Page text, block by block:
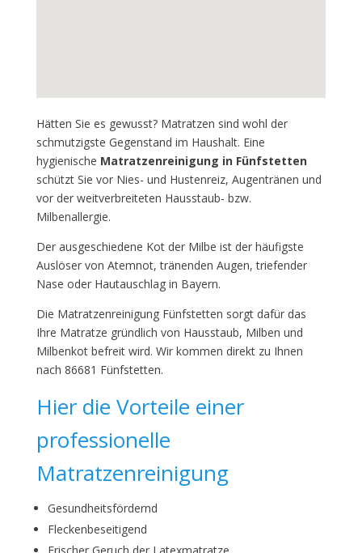
Hätten Sie es gewusst? Matratzen sind wohl der
schmutzigste Gegenstand im Haushalt. Eine
hygienische Matratzenreinigung in Fünfstetten
schützt Sie vor Nies- und Hustenreiz, Augentränen und
vor der weitverbreiteten Hausstaub- bzw.
Milbenallergie.
Der ausgeschiedene Kot der Milbe ist der häufigste
Auslöser von Atemnot, tränenden Augen, triefender
Nase oder Hautauschlag in Bayern.
Die Matratzenreinigung Fünfstetten sorgt dafür das
Ihre Matratze gründlich von Hausstaub, Milben und
Milbenkot befreit wird. Wir kommen direkt zu Ihnen
nach 86681 Fünfstetten.
Hier die Vorteile einer
professionelle
Matratzenreinigung
Gesundheitsfördernd
Fleckenbeseitigend